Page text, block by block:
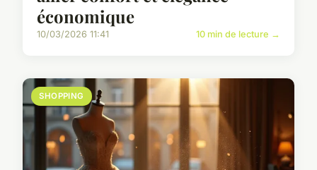
économique
10/03/2026 11:41 10 min de lecture →
SHOPPING